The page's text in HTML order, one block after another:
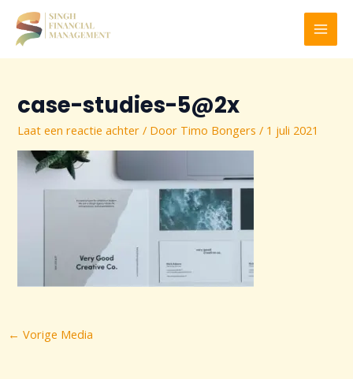
naar
inhoud
case-studies-5@2x
Laat een reactie achter / Door Timo Bongers/ 1 juli 2021
Bericht
navigatie
← Vorige Media